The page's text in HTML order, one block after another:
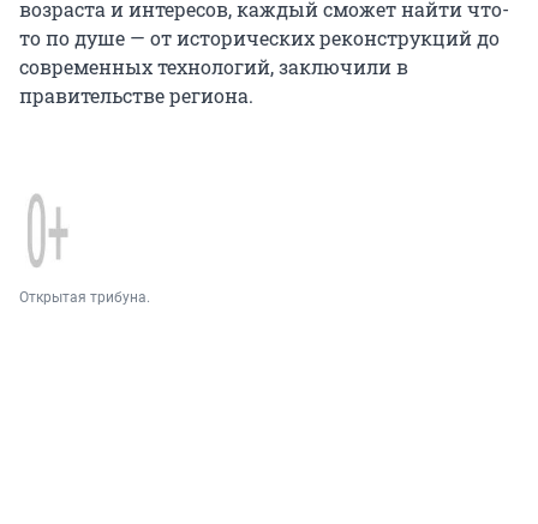
возраста и интересов, каждый сможет найти что-
то по душе — от исторических реконструкций до
современных технологий, заключили в
правительстве региона.
Открытая трибуна.